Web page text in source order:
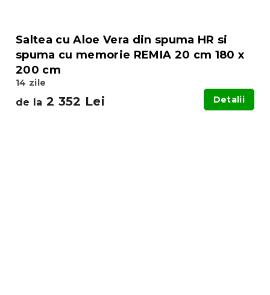
Saltea cu Aloe Vera din spuma HR si
spuma cu memorie REMIA 20 cm 180 x
200 cm
14 zile
de la 2 352 Lei Detalii